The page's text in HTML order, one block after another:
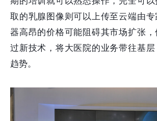
取的乳腺图像则可以上传至云端由
器高昂的价格可能阻碍其市场扩张
过新技术，将大医院的业务带往基
趋势。